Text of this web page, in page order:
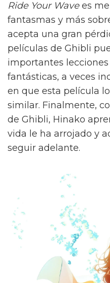
Ride Your Wavees
fantasmas y más
acepta una gran
películas de Ghibli
importantes
fantásticas, a veces
en que esta película
similar. Finalmente,
de Ghibli, Hinako
vida le ha arrojado y
seguir adelante.